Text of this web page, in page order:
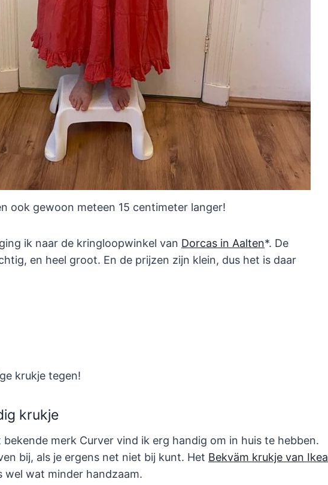
ook gewoon meteen 15 centimeter langer!
ik naar de kringloopwinkel van Dorcas in Aalten*. De
en heel groot. En de prijzen zijn klein, dus het is daar
krukje tegen!
krukje
merk Curver vind ik erg handig om in huis te hebben.
bij, als je ergens net niet bij kunt. Het Bekväm krukje van Ikea
wel wat minder handzaam.